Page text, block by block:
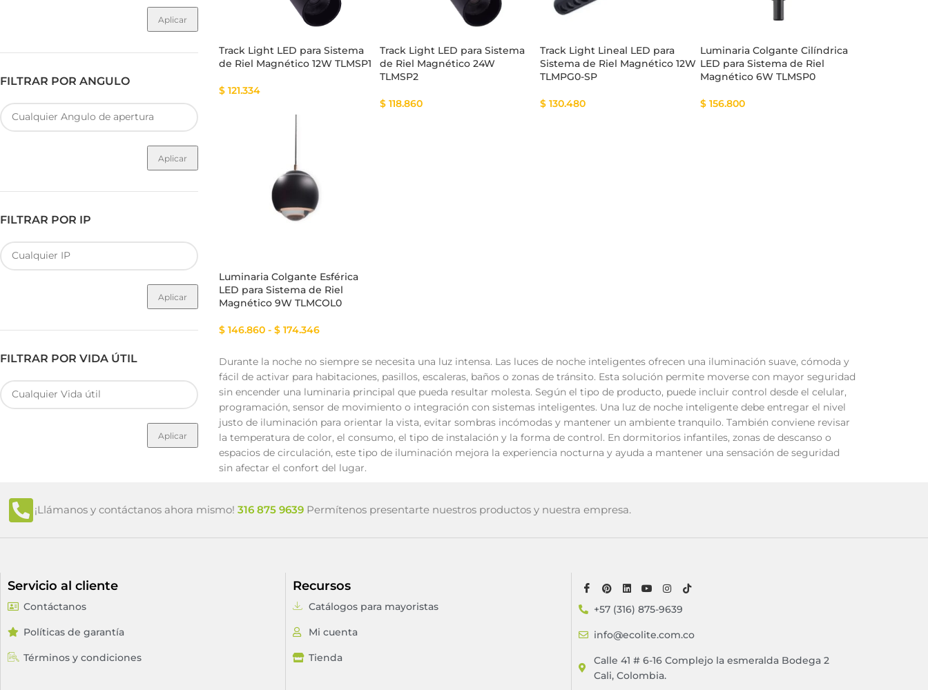
Aplicar
FILTRAR POR ANGULO
Aplicar
FILTRAR POR IP
Aplicar
FILTRAR POR VIDA ÚTIL
Aplicar
Track Light LED para Sistema
de Riel Magnético 12W TLMSP1
$ 121.334
Track Light LED para Sistema
de Riel Magnético 24W
TLMSP2
$118.860
Track Light Lineal LED para
Sistema de Riel Magnético 12W
TLMPG0-SP
$130.480
Luminaria Colgante Cilíndrica
LED para Sistema de Riel
Magnético 6W TLMSP0
$156.800
Luminaria Colgante Esférica
LED para Sistema de Riel
Magnético 9W TLMCOL0
$ 146.860 - $ 174.346
Durante la noche no siempre se necesita una luz intensa. Las luces de noche inteligentes ofrecen una iluminación suave, cómoda y
fácil de activar para habitaciones, pasillos, escaleras, baños o zonas de tránsito. Esta solución permite moverse con mayor seguridad
sin encender una luminaria principal que pueda resultar molesta. Según el tipo de producto, puede incluir control desde el celular,
programación, sensor de movimiento o integración con sistemas inteligentes. Una luz de noche inteligente debe entregar el nivel
justo de iluminación para orientar la vista, evitar sombras incómodas y mantener un ambiente tranquilo. También conviene revisar
la temperatura de color, el consumo, el tipo de instalación y la forma de control. En dormitorios infantiles, zonas de descanso o
espacios de circulación, este tipo de iluminación mejora la experiencia nocturna y ayuda a mantener una sensación de seguridad
sin afectar el confort del lugar.
¡Llámanos y contáctanos ahora mismo! 316 875 9639 Permítenos presentarte nuestros productos y nuestra empresa.
Servicio al cliente
Contáctanos
Políticas de garantía
Términos y condiciones
Recursos
Catálogos para mayoristas
Mi cuenta
Tienda
+57 (316) 875-9639
info@ecolite.com.co
Calle 41 # 6-16 Complejo la esmeralda Bodega 2
Cali, Colombia.